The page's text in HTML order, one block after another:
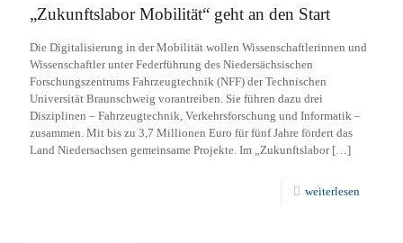
„Zukunftslabor Mobilität“ geht an den Start
Die Digitalisierung in der Mobilität wollen Wissenschaftlerinnen und
Wissenschaftler unter Federführung des Niedersächsischen
Forschungszentrums Fahrzeugtechnik (NFF) der Technischen
Universität Braunschweig vorantreiben. Sie führen dazu drei
Disziplinen – Fahrzeugtechnik, Verkehrsforschung und Informatik –
zusammen. Mit bis zu 3,7 Millionen Euro für fünf Jahre fördert das
Land Niedersachsen gemeinsame Projekte. Im „Zukunftslabor[…]
weiterlesen